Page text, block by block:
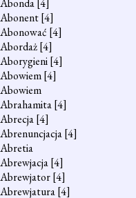
Abonda[4]
Abonent[4]
Abonować [4]
Abordaż[4]
Aborygieni[4]
Abowiem[4]
Abowiem
Abrahamita[4]
Abrecja[4]
Abrenuncjacja[4]
Abretia
Abrewjacja[4]
Abrewjator[4]
Abrewjatura[4]